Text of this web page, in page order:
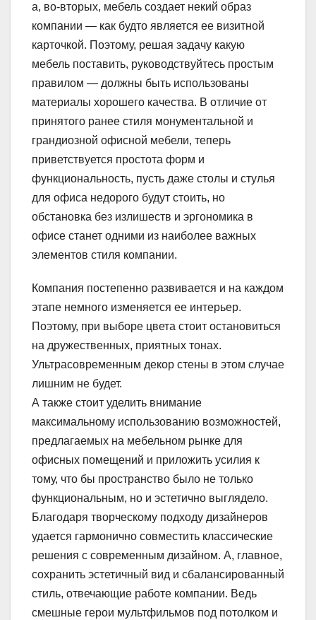
а, во-вторых, мебель создает некий образ
компании — как будто является ее визитной
карточкой. Поэтому, решая задачу какую
мебель поставить, руководствуйтесь простым
правилом — должны быть использованы
материалы хорошего качества. В отличие от
принятого ранее стиля монументальной и
грандиозной офисной мебели, теперь
приветствуется простота форм и
функциональность, пусть даже столы и стулья
для офиса недорого будут стоить, но
обстановка без излишеств и эргономика в
офисе станет одними из наиболее важных
элементов стиля компании.
Компания постепенно развивается и на каждом
этапе немного изменяется ее интерьер.
Поэтому, при выборе цвета стоит остановиться
на дружественных, приятных тонах.
Ультрасовременным декор стены в этом случае
лишним не будет.
А также стоит уделить внимание
максимальному использованию возможностей,
предлагаемых на мебельном рынке для
офисных помещений и приложить усилия к
тому, что бы пространство было не только
функциональным, но и эстетично выглядело.
Благодаря творческому подходу дизайнеров
удается гармонично совместить классические
решения с современным дизайном. А, главное,
сохранить эстетичный вид и сбалансированный
стиль, отвечающие работе компании. Ведь
смешные герои мультфильмов под потолком и